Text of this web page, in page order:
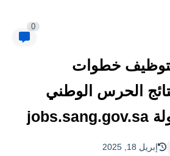
0
خطوات
الحرس الوطني
إبريل 18, 2025